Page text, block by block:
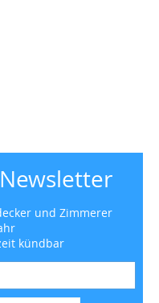
und Zimmerer
kündbar